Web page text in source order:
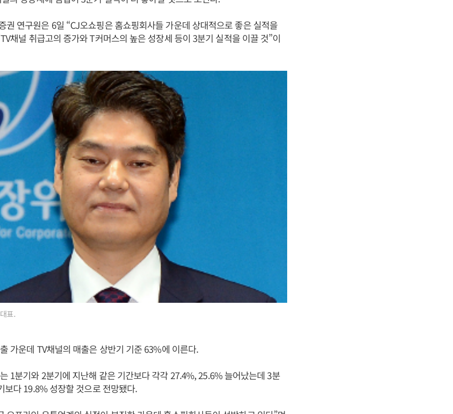
권 연구원은 6일 “CJ오쇼핑은 홈쇼핑회사들 가운데 상대적으로 좋은 실적을
채널 취급고의 증가와 T커머스의 높은 성장세 등이 3분기 실적을 이끌 것”이
표.
가운데 TV채널의 매출은 상반기 기준 63%에 이른다.
1분기와 2분기에 지난해 같은 기간보다 각각 27.4%, 25.6% 늘어났는데 3분
보다 19.8% 성장할 것으로 전망됐다.